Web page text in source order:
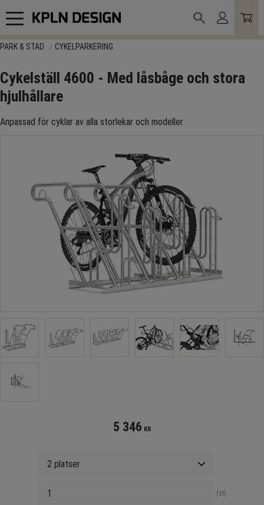
Meny
PARK & STAD CYKELPARKERING
Cykelställ 4600 - Med låsbåge och stora
hjulhållare
Anpassad för cyklar av alla storlekar och modeller
5 346 KR
st